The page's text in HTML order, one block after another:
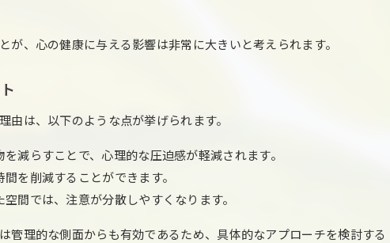
が、心の健康に与える影響は非常に大きいと考えられます。
由は、以下のような点が挙げられます。
を減らすことで、心理的な圧迫感が軽減されます。
間を削減することができます。
空間では、注意が分散しやすくなります。
管理的な側面からも有効であるため、具体的なアプローチを検討する